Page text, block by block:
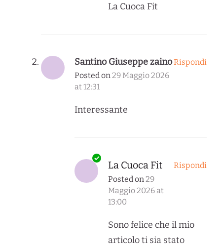
La Cuoca Fit
Santino Giuseppe zaino
Posted on29 Maggio 2026
at 12:31
Rispondi
Interessante
La Cuoca Fit
Posted on29
Maggio 2026 at
13:00
Rispondi
Sono felice che il mio
articolo ti sia stato